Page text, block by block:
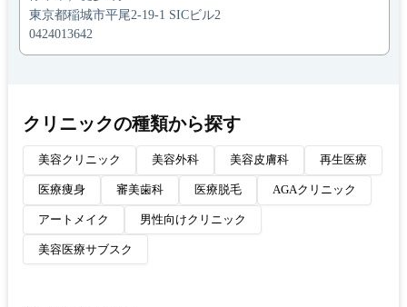
東京都稲城市平尾2-19-1 SICビル2
0424013642
クリニックの種類から探す
美容クリニック 美容外科 美容皮膚科 再生医療
医療痩身 審美歯科 医療脱毛 AGAクリニック
アートメイク 男性向けクリニック
美容医療サブスク